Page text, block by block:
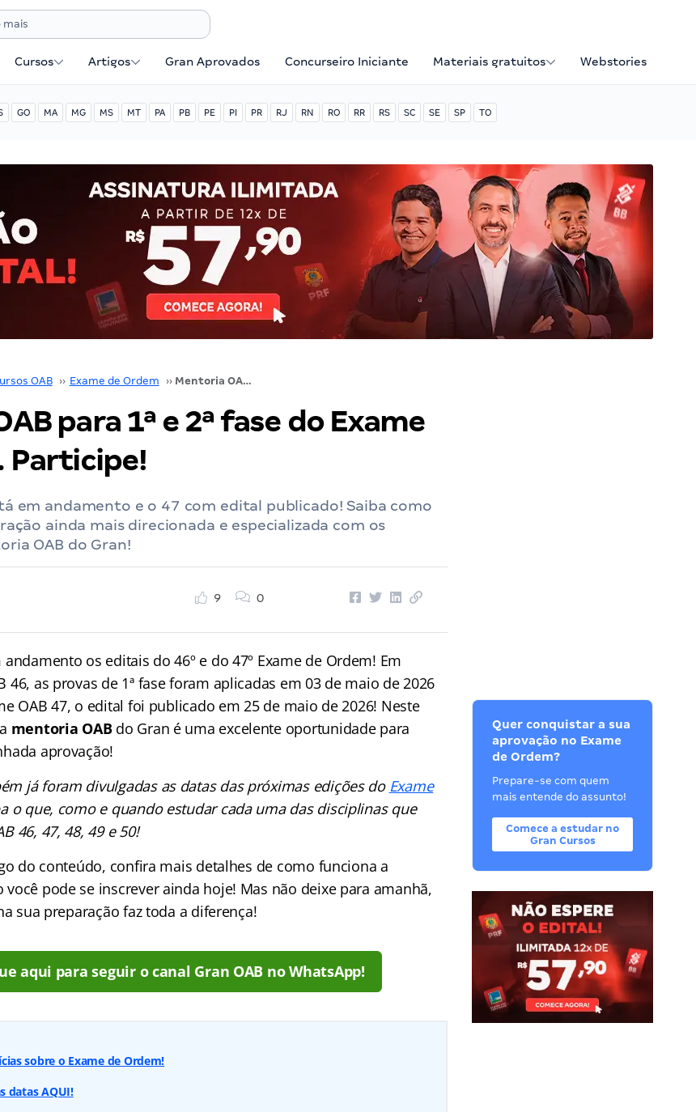
Cursos Artigos Gran Aprovados Concurseiro Iniciante Materiais gratuitos Webstories
GO MA MG MS MT PA PB PE PI PR RJ RN RO RR RS SC SE SP TO
OAB ›› Exame de Ordem ›› Mentoria OAB para 1ª e 2ª fase do Exame de Ordem. Participe!
para 1ª e 2ª fase do Exame
Participe!
em andamento e o 47 com edital publicado! Saiba como
ainda mais direcionada e especializada com os
OAB do Gran!
9 0
os editais do 46º e do 47º Exame de Ordem! Em
46, as provas de 1ª fase foram aplicadas em 03 de maio de 2026
OAB 47, o edital foi publicado em 25 de maio de 2026! Neste
mentoria OABdo Gran é uma excelente oportunidade para
aprovação!
já foram divulgadas as datas das próximas edições do Exame
o que, como e quando estudar cada uma das disciplinas que
46, 47, 48, 49 e 50!
do conteúdo, confira mais detalhes de como funciona a
você pode se inscrever ainda hoje! Mas não deixe para amanhã,
sua preparação faz toda a diferença!
aqui para seguir o canal Gran OAB no WhatsApp!
sobre o Exame de Ordem!
datas AQUI!
Quer conquistar a sua
aprovação no Exame
de Ordem?
Prepare-se com quem
mais entende do assunto!
Comece a estudar no
Gran Cursos